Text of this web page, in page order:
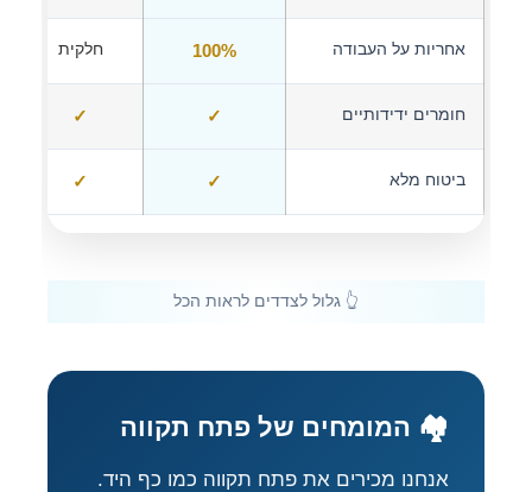
אחריות על העבודה 100% חלקית
חומרים ידידותיים ✓
✓
ביטוח מלא ✓
✓
🏘️ המומחים של פתח תקווה
אנחנו מכירים את פתח תקווה כמו כף היד.